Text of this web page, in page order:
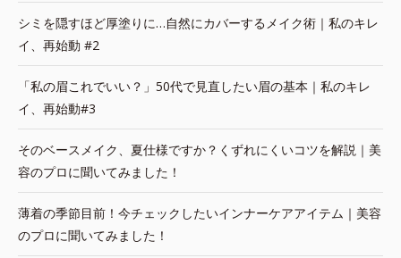
シミを隠すほど厚塗りに…自然にカバーするメイク術｜私のキレ
イ、再始動 #2
「私の眉これでいい？」50代で見直したい眉の基本｜私のキレ
イ、再始動#3
そのベースメイク、夏仕様ですか？くずれにくいコツを解説｜美
容のプロに聞いてみました！
薄着の季節目前！今チェックしたいインナーケアアイテム｜美容
のプロに聞いてみました！